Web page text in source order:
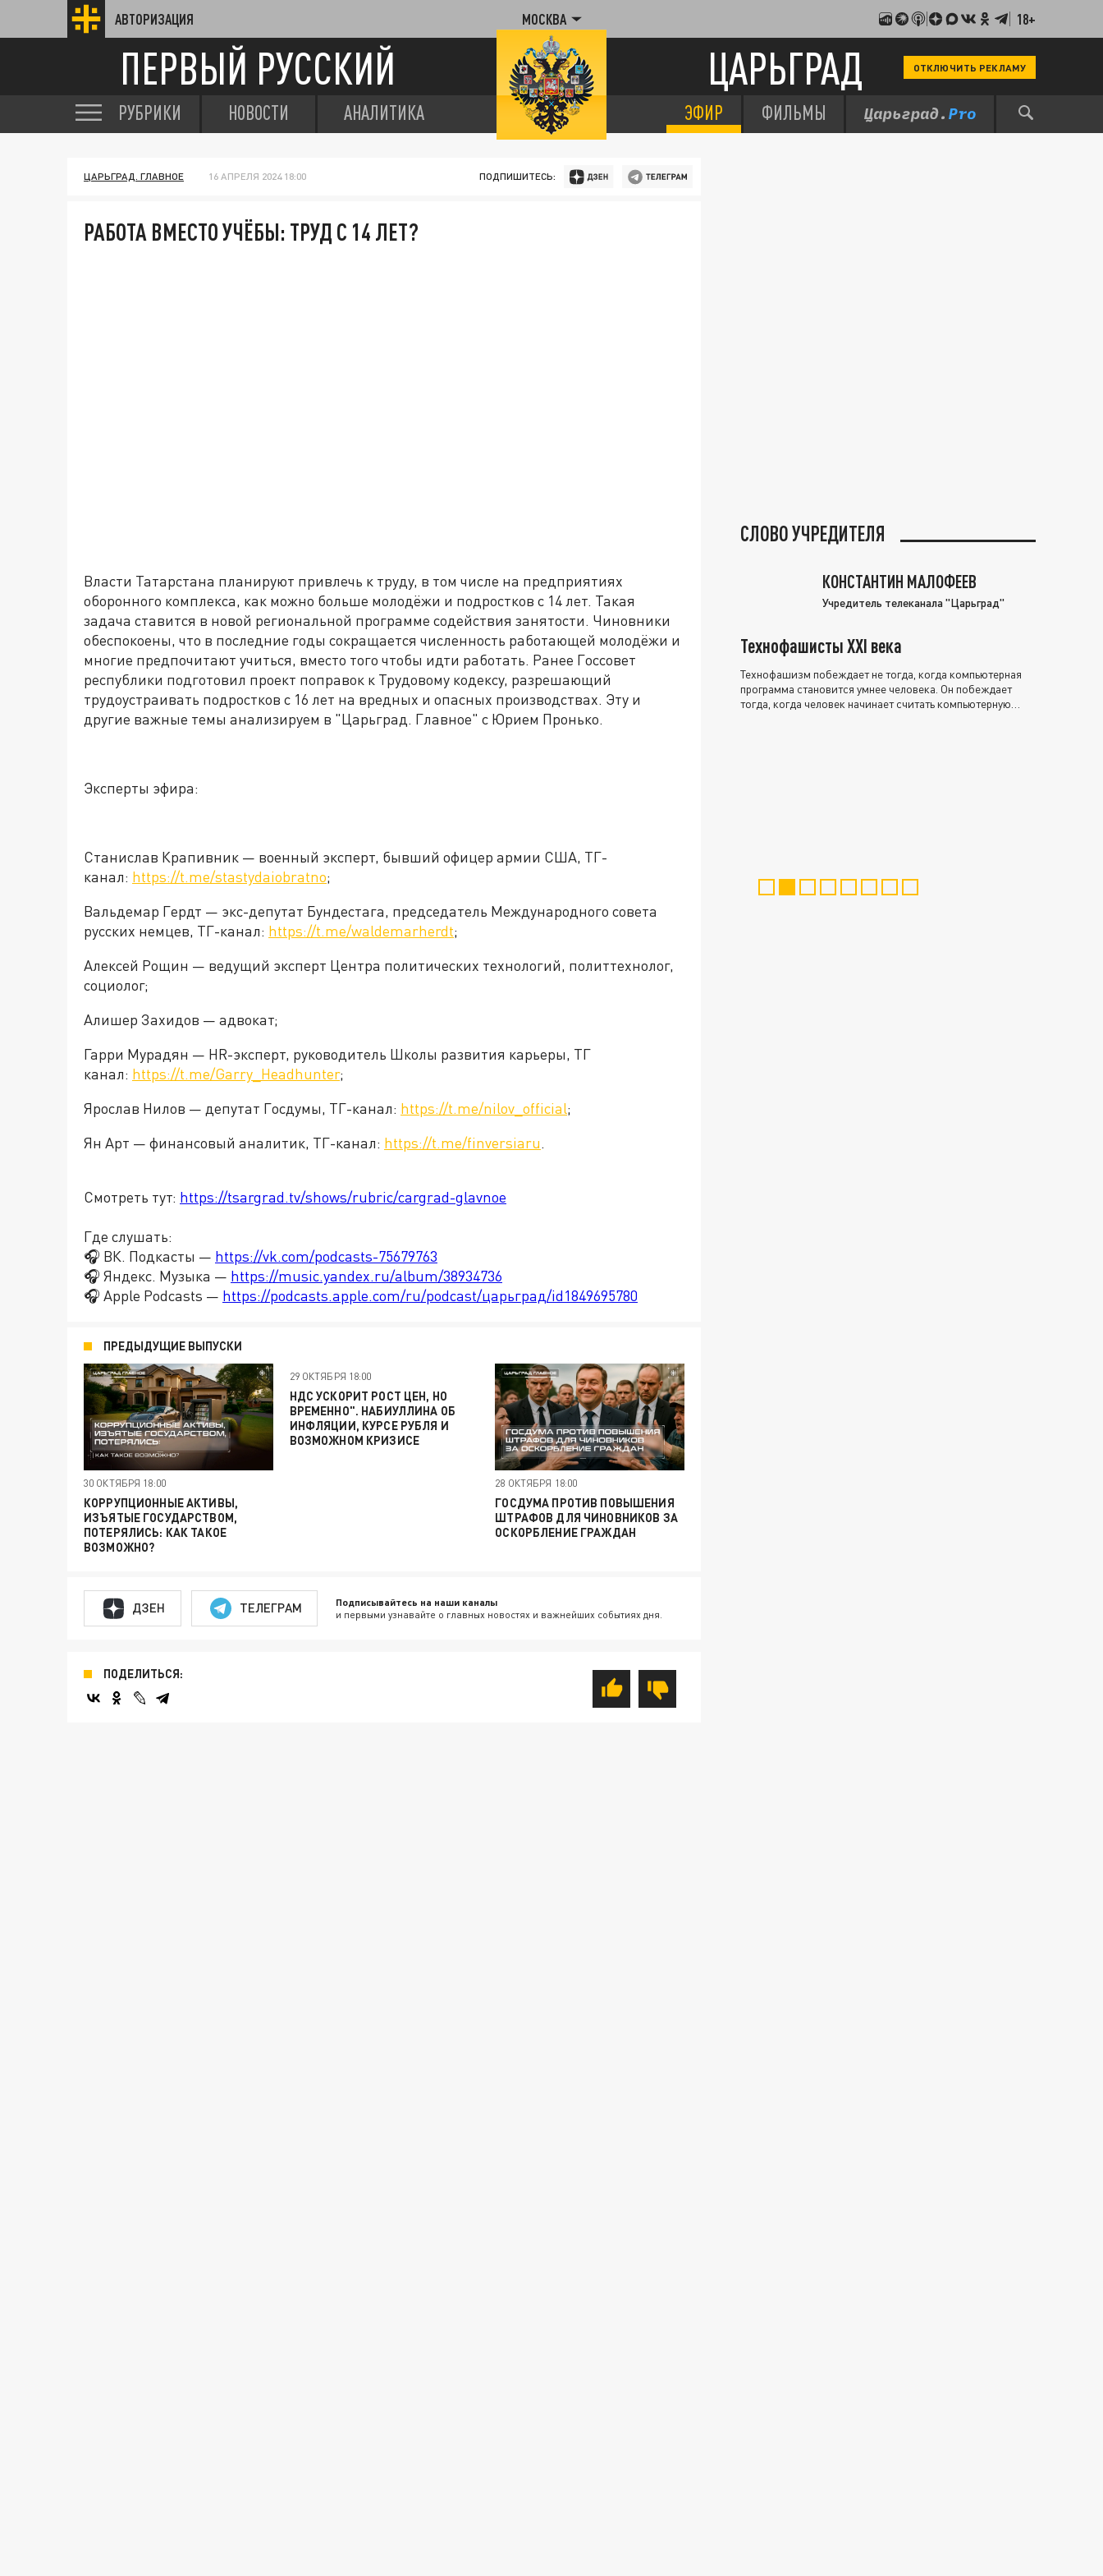
АВТОРИЗАЦИЯ МОСКВА 18+
ПЕРВЫЙ РУССКИЙ ЦАРЬГРАД ОТКЛЮЧИТЬ РЕКЛАМУ
РУБРИКИ НОВОСТИ АНАЛИТИКА ЭФИР ФИЛЬМЫ
ЦАРЬГРАД. ГЛАВНОЕ 16 АПРЕЛЯ 2024 18:00 ПОДПИШИТЕСЬ:
РАБОТА ВМЕСТО УЧЁБЫ: ТРУД С 14 ЛЕТ?
Власти Татарстана планируют привлечь к труду, в том числе на предприятиях
оборонного комплекса, как можно больше молодёжи и подростков с 14 лет. Такая
задача ставится в новой региональной программе содействия занятости. Чиновники
обеспокоены, что в последние годы сокращается численность работающей молодёжи и
многие предпочитают учиться, вместо того чтобы идти работать. Ранее Госсовет
республики подготовил проект поправок к Трудовому кодексу, разрешающий
трудоустраивать подростков с 16 лет на вредных и опасных производствах. Эту и
другие важные темы анализируем в "Царьград. Главное" с Юрием Пронько.
Эксперты эфира:
Станислав Крапивник — военный эксперт, бывший офицер армии США, ТГ-
канал: https://t.me/stastydaiobratno;
Вальдемар Гердт — экс-депутат Бундестага, председатель Международного совета
русских немцев, ТГ-канал: https://t.me/waldemarherdt;
Алексей Рощин — ведущий эксперт Центра политических технологий, политтехнолог,
социолог;
Алишер Захидов — адвокат;
Гарри Мурадян — HR-эксперт, руководитель Школы развития карьеры, ТГ
канал: https://t.me/Garry_Headhunter;
Ярослав Нилов — депутат Госдумы, ТГ-канал: https://t.me/nilov_official;
Ян Арт — финансовый аналитик, ТГ-канал: https://t.me/finversiaru.
Смотреть тут: https://tsargrad.tv/shows/rubric/cargrad-glavnoe
Где слушать:
🎧 ВК. Подкасты — https://vk.com/podcasts-75679763
🎧 Яндекс. Музыка — https://music.yandex.ru/album/38934736
🎧 Apple Podcasts — https://podcasts.apple.com/ru/podcast/царьград/id1849695780
ПРЕДЫДУЩИЕ ВЫПУСКИ
30 ОКТЯБРЯ 18:00
КОРРУПЦИОННЫЕ АКТИВЫ,
ИЗЪЯТЫЕ ГОСУДАРСТВОМ,
ПОТЕРЯЛИСЬ: КАК ТАКОЕ
ВОЗМОЖНО?
29 ОКТЯБРЯ 18:00
НДС УСКОРИТ РОСТ ЦЕН, НО
ВРЕМЕННО". НАБИУЛЛИНА ОБ
ИНФЛЯЦИИ, КУРСЕ РУБЛЯ И
ВОЗМОЖНОМ КРИЗИСЕ
28 ОКТЯБРЯ 18:00
ГОСДУМА ПРОТИВ ПОВЫШЕНИЯ
ШТРАФОВ ДЛЯ ЧИНОВНИКОВ ЗА
ОСКОРБЛЕНИЕ ГРАЖДАН
ДЗЕН ТЕЛЕГРАМ Подписывайтесь на наши каналы
и первыми узнавайте о главных новостях и важнейших событиях дня.
ПОДЕЛИТЬСЯ:
СЛОВО УЧРЕДИТЕЛЯ
КОНСТАНТИН МАЛОФЕЕВ
Учредитель телеканала "Царьград"
Технофашисты XXI века
Технофашизм побеждает не тогда, когда компьютерная
программа становится умнее человека. Он побеждает
тогда, когда человек начинает считать компьютерную